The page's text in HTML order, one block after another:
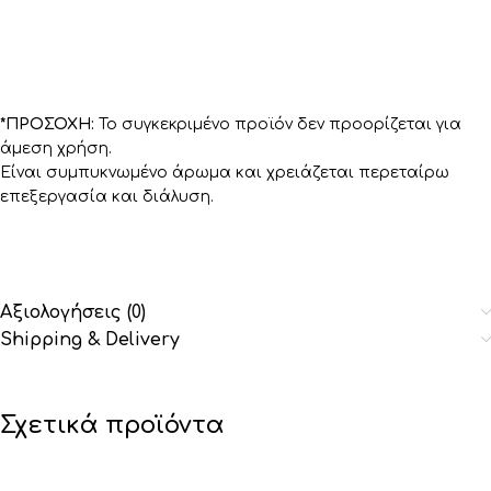
*ΠΡΟΣΟΧΗ: Το συγκεκριμένο προϊόν δεν προορίζεται για
άμεση χρήση.
Είναι συμπυκνωμένο άρωμα και χρειάζεται περεταίρω
επεξεργασία και διάλυση.
Αξιολογήσεις (0)
Shipping & Delivery
Σχετικά προϊόντα